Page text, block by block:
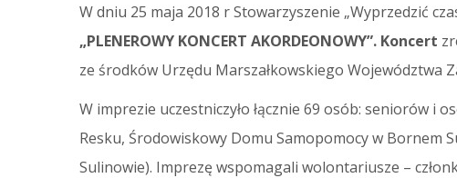
W dniu 25 maja 2018 r Stowarzyszenie „Wyprzedzić
„PLENEROWY KONCERT AKORDEONOWY”. Koncert
ze środków Urzędu Marszałkowskiego
W imprezie uczestniczyło łącznie 69 osób: seniorów i
Resku, Środowiskowy Domu Samopomocy w Bornem
Sulinowie). Imprezę wspomagali wolontariusze –